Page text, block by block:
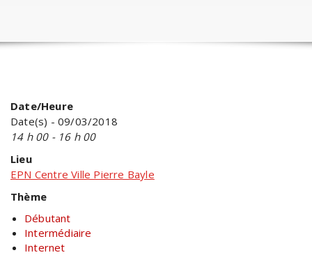
Date/Heure
Date(s) - 09/03/2018
14 h 00 - 16 h 00
Lieu
EPN Centre Ville Pierre Bayle
Thème
Débutant
Intermédiaire
Internet